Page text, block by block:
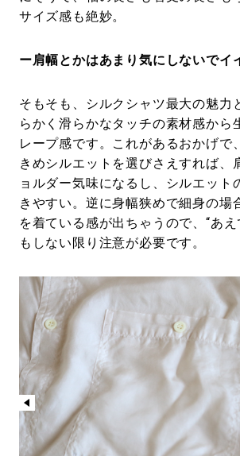
サイズ感も絶妙。
ー肩幅とかはあまり気にしないでイ
そもそも、シルクシャツ最大の魅力
らかく滑らかなタッチの素材感から
レープ感です。これがあるおかげで
きめシルエットを選びさえすれば、
ョルダー気味になるし、シルエット
きやすい。逆に身幅狭めで細身の場
を着ている感が出ちゃうので、“あ
もしない限り注意が必要です。